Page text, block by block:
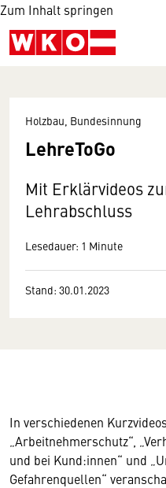
Zum Inhalt springen
Holzbau, Bundesinnung
LehreToGo
Mit Erklärvideos
Lehrabschluss
Lesedauer: 1 Minute
Stand: 30.01.2023
In verschiedenen
„Arbeitnehmerschutz“,
und bei Kund:innen“ und
Gefahrenquellen“